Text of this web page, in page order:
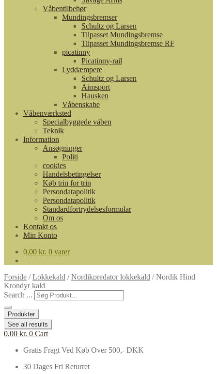
Våbentilbehør
Mundingsbremser
Schultz og Larsen
Tilpasset Mundingsbremse
Tilpasset Mundingsbremse RF
picatinny
Picatinny-rail
Lyddæmpere
Schultz og Larsen
Aimsport
Hausken
Våbenskabe
Våbenværksted
Specialbyggede våben
Teknik
Information
Ansøgninger
Politi
cookies
Handelsbetingelser
Køb trin for trin
Persondatapolitik
Persondatapolitik
Standardfortrydelsesformular
Om os
Kontakt os
Min Konto
0,00 kr. 0 varer
Forside /Lokkekald /Nordikpredator lokkekald /Nordik Hind
Krondyr kald
Search ...
Produkter
See all results
0,00 kr. 0 Cart
Gratis Fragt Ved Køb Over 500,- DKK
30 Dages Fri Returret